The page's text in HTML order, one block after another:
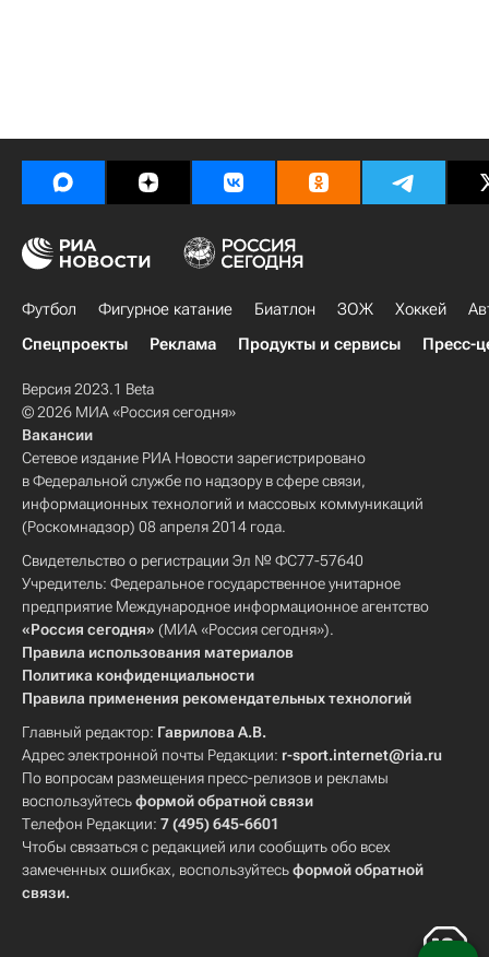
Футбол Фигурное катание Биатлон ЗОЖ Хоккей
Спецпроекты
Реклама Продукты и сервисы Пресс-
Версия 2023.1 Beta
© 2026 МИА «Россия сегодня»
Вакансии
Сетевое издание РИА Новости зарегистрировано
в Федеральной службе по надзору в сфере связи,
информационных технологий и массовых коммуникаций
(Роскомнадзор) 08 апреля 2014 года.
Свидетельство о регистрации Эл № ФС77-57640
Учредитель: Федеральное государственное унитарное
предприятие Международное информационное агентство
«Россия сегодня» (МИА «Россия сегодня»).
Правила использования материалов
Политика конфиденциальности
Правила применения рекомендательных технологий
Главный редактор: Гаврилова А.В.
Адрес электронной почты Редакции: r-sport.internet@ria.ru
По вопросам размещения пресс-релизов и рекламы
воспользуйтесьформой обратной связи
Телефон Редакции: 7 (495) 645-6601
Чтобы связаться с редакцией или сообщить обо всех
замеченных ошибках, воспользуйтесьформой обратной
связи.